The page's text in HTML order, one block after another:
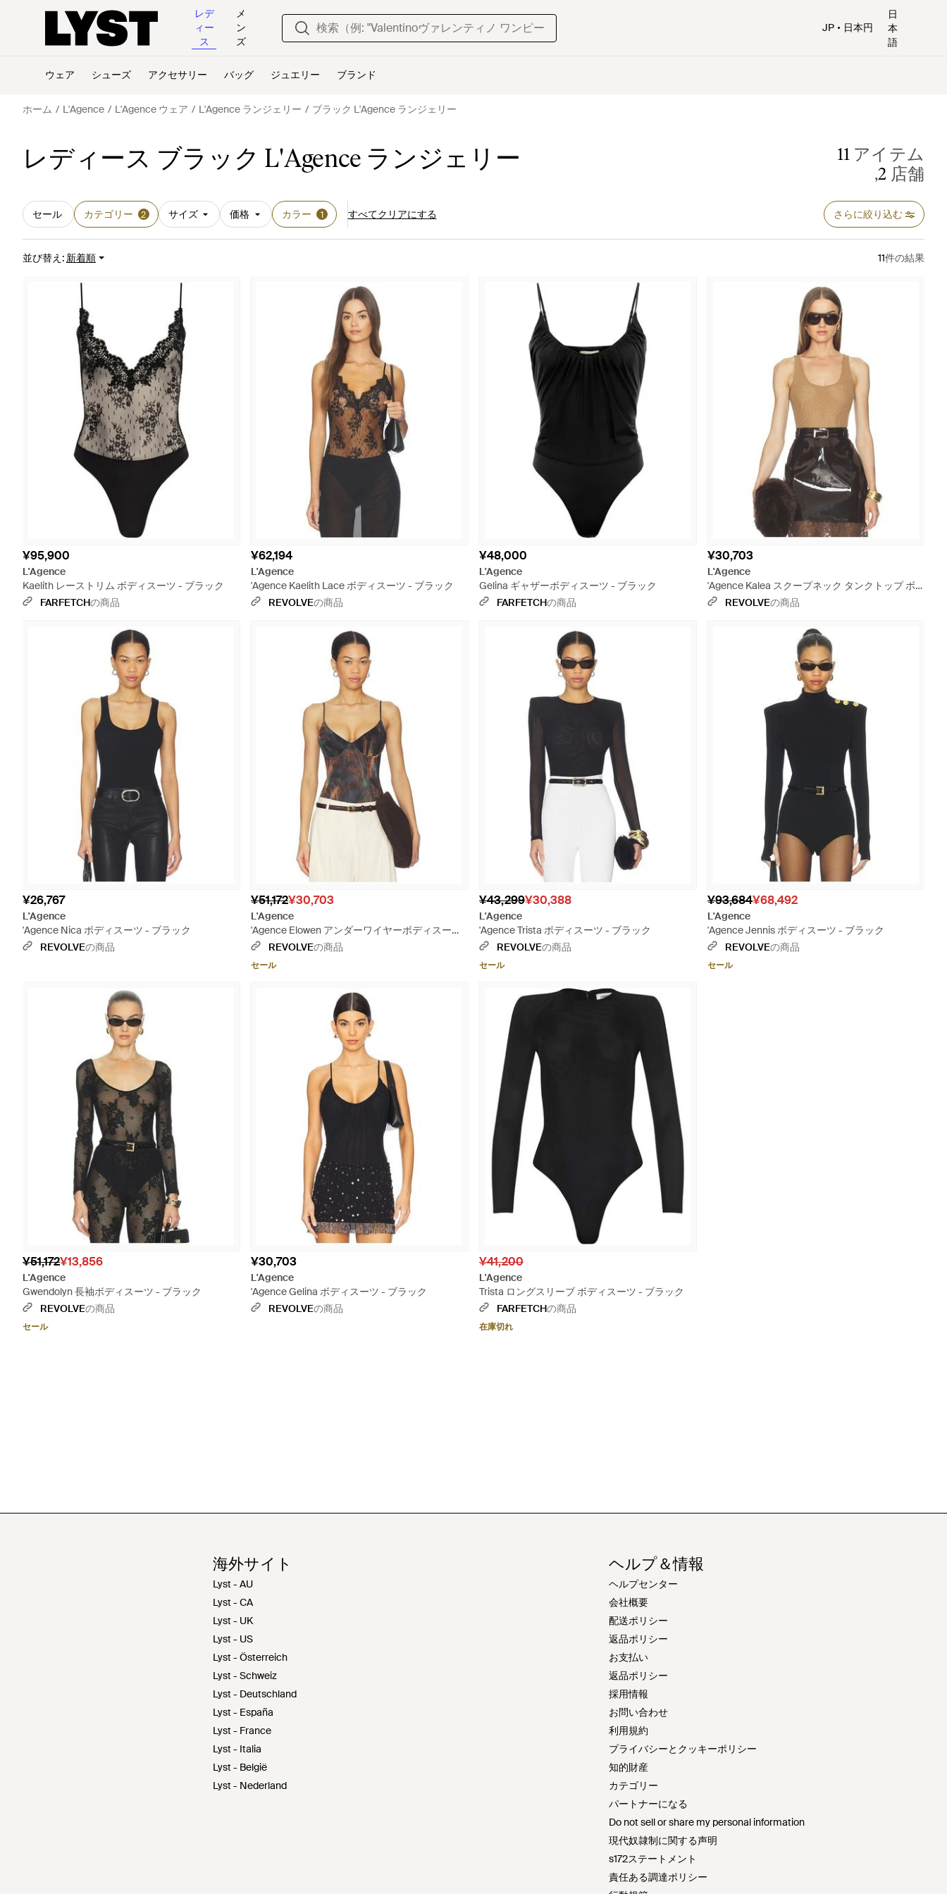
レデ
ィー
ス
メ
ン
ズ
JP 日本円
日
本
語
ウェア シューズ アクセサリー バッグ ジュエリー ブランド
ホーム L'Agence L'Agence ウェア L'Agence ランジェリー ブラック L'Agence ランジェリー
レディース ブラック L'Agence ランジェリー 11 アイテム
,2 店舗
セール カテゴリー 2 サイズ 価格 カラー 1 すべてクリアにする さらに絞り込む
並び替え : 新着順 11件の結果
¥95,900
L'Agence
Kaelith レーストリム ボディスーツ - ブラック
FARFETCHの商品
¥62,194
L'Agence
'Agence Kaelith Lace ボディスーツ - ブラック
REVOLVEの商品
¥48,000
L'Agence
Gelina ギャザーボディスーツ - ブラック
FARFETCHの商品
¥30,703
L'Agence
'Agence Kalea スクープネック タンクトップ ボ
ディスーツ - ブラック
REVOLVEの商品
¥26,767
L'Agence
'Agence Nica ボディスーツ - ブラック
REVOLVEの商品
¥51,172¥30,703
L'Agence
'Agence Elowen アンダーワイヤーボディスーツ -
ブラックREVOLVEの商品
セール
¥43,299¥30,388
L'Agence
'Agence Trista ボディスーツ - ブラック
REVOLVEの商品
セール
¥93,684¥68,492
L'Agence
'Agence Jennis ボディスーツ - ブラック
REVOLVEの商品
セール
¥51,172¥13,856
L'Agence
Gwendolyn 長袖ボディスーツ - ブラック
REVOLVEの商品
セール
¥30,703
L'Agence
'Agence Gelina ボディスーツ - ブラック
REVOLVEの商品
¥41,200
L'Agence
Trista ロングスリーブ ボディスーツ - ブラック
FARFETCHの商品
在庫切れ
海外サイト
Lyst - AU
Lyst - CA
Lyst - UK
Lyst - US
Lyst - Österreich
Lyst - Schweiz
Lyst - Deutschland
Lyst - España
Lyst - France
Lyst - Italia
Lyst - België
Lyst - Nederland
ヘルプ＆情報
ヘルプセンター
会社概要
配送ポリシー
返品ポリシー
お支払い
返品ポリシー
採用情報
お問い合わせ
利用規約
プライバシーとクッキーポリシー
知的財産
カテゴリー
パートナーになる
Do not sell or share my personal information
現代奴隷制に関する声明
s172ステートメント
責任ある調達ポリシー